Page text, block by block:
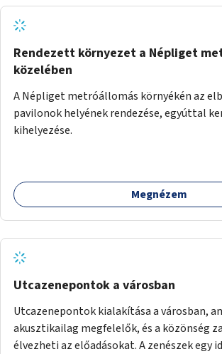
Rendezett környezet a Népliget
közelében
A Népliget metróállomás környékén az
pavilonok helyének rendezése, egyúttal
kihelyezése.
Megnézem
Utcazenepontok a városban
Utcazenepontok kialakítása a városban,
akusztikailag megfelelők, és a közönség
élvezheti az előadásokat. A zenészek egy